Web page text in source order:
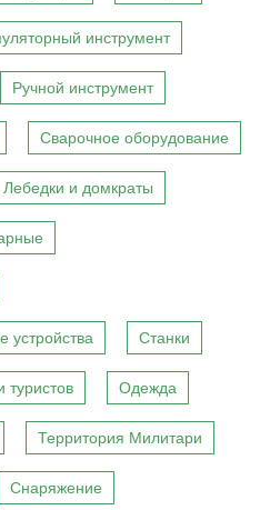
инструмент
Ручной инструмент
Сварочное оборудование
Лебедки и домкраты
устройства Станки
туристов Одежда
Территория Милитари
Снаряжение